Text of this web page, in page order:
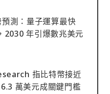
測：量子運算最快
2030 年引爆數兆美元
指比特幣接近
萬美元成關鍵門檻